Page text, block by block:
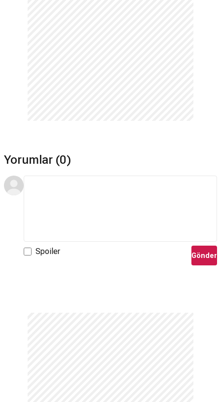
Yorumlar (0)
Spoiler Gönder